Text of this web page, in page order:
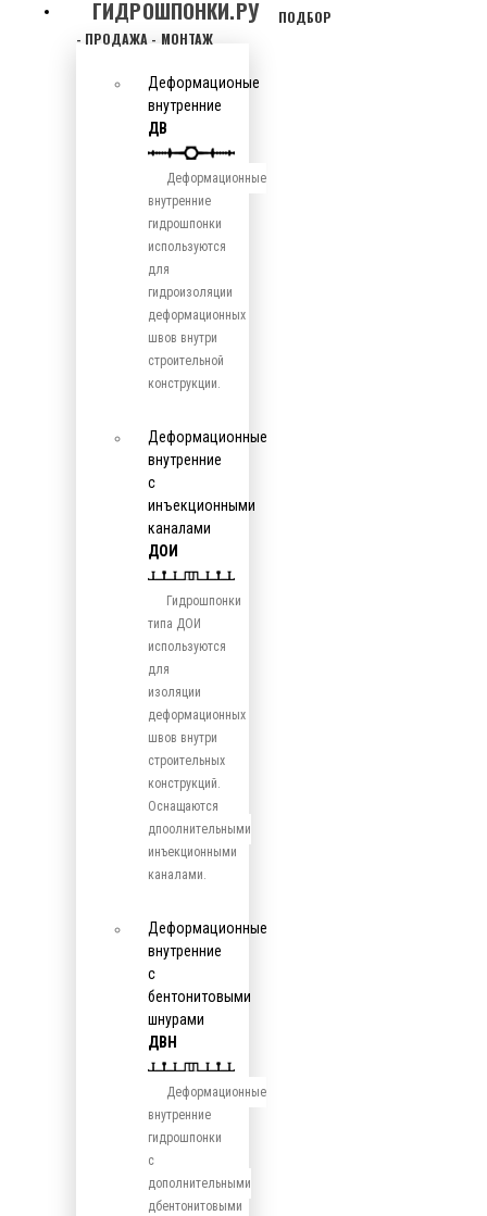
ГИДРОШПОНКИ.РУ
ПОДБОР
- ПРОДАЖА - МОНТАЖ
Деформационые
внутренние
ДВ
Деформационные
внутренние
гидрошпонки
используются
для
гидроизоляции
деформационных
швов внутри
строительной
конструкции.
Деформационные
внутренние
с
инъекционными
каналами
ДОИ
Гидрошпонки
типа ДОИ
используются
для
изоляции
деформационных
швов внутри
строительных
конструкций.
Оснащаются
дпоолнительными
инъекционными
каналами.
Деформационные
внутренние
с
бентонитовыми
шнурами
ДВН
Деформационные
внутренние
гидрошпонки
с
дополнительными
дбентонитовыми